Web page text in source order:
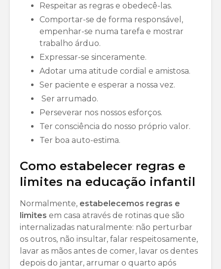
Respeitar as regras e obedecê-las.
Comportar-se de forma responsável,
empenhar-se numa tarefa e mostrar
trabalho árduo.
Expressar-se sinceramente.
Adotar uma atitude cordial e amistosa.
Ser paciente e esperar a nossa vez.
Ser arrumado.
Perseverar nos nossos esforços.
Ter consciência do nosso próprio valor.
Ter boa auto-estima.
Como estabelecer regras e
limites na educação infantil
Normalmente, estabelecemos regras e
limites em casa através de rotinas que são
internalizadas naturalmente: não perturbar
os outros, não insultar, falar respeitosamente,
lavar as mãos antes de comer, lavar os dentes
depois do jantar, arrumar o quarto após